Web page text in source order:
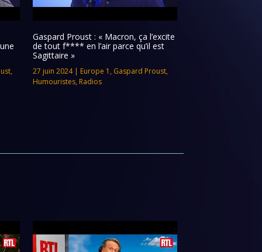
,
Gaspard Proust : « Macron, ça l’excite
de tout f**** en l’air parce qu’il est
Sagittaire »
27 juin 2024| Europe 1 , Gaspard Proust,
Humouristes, Radios